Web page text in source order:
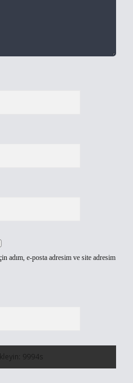
adım, e-posta adresim ve site adresim